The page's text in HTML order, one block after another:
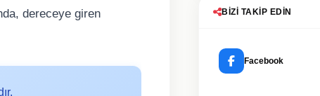
dereceye giren
BIZI TAKIP EDIN
Facebook